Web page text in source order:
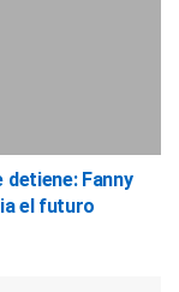
Fanny
el futuro